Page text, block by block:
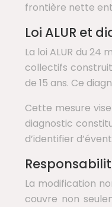
frontière nette
Loi ALUR et
La loi ALUR du
collectifs
de 15 ans. Ce
Cette mesure
diagnostic
d’identifier
La modification
couvre non